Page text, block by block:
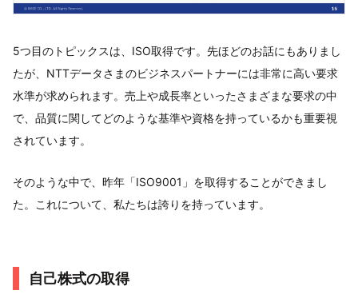
5つ目のトピックスは、ISO取得です。先ほどのお話にもありまし
たが、NTTデータさまのビジネスパートナーには非常に高い要求
水準が求められます。売上や成長率といったさまざまな要求の中
で、品質に関してどのような基準や資格を持っているかも重要視
されています。
そのような中で、昨年「ISO9001」を取得することができまし
た。これについて、私たちは誇りを持っています。
自己株式の取得